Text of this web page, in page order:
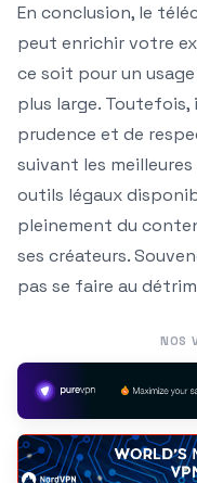
En conclusion, le
peut enrichir votre
ce soit pour un
plus large. Toutefois,
prudence et de
suivant les
outils légaux
pleinement du
ses créateurs.
pas se faire au
NOS